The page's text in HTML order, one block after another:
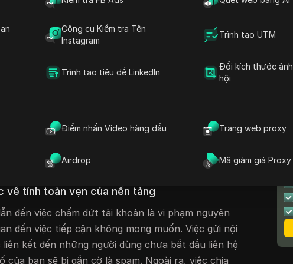
Công cụ Kiểm tra Tên
Instagram
Trình tạo UTM
Trình tạo tiêu đề LinkedIn
Đổi kích thước
hội
Điểm nhấn Video hàng đầu Trang web proxy
Airdrop Mã giảm giá Proxy
từ tư duy người dùng tiêu chuẩn sang quy trình
Telegram của tôi bị cấm vào
và báo cáo do người dùng định hướng. Vào
kỹ thuật nhỏ cũng có thể gây ra việc đình chỉ.
về tính toàn vẹn của nền tảng
đến việc chấm dứt tài khoản là vi phạm nguyên
đến việc tiếp cận không mong muốn. Việc gửi nội
liên kết đến những người dùng chưa bắt đầu liên hệ
bạn sẽ bị gắn cờ là spam. Ngoài ra, việc chia